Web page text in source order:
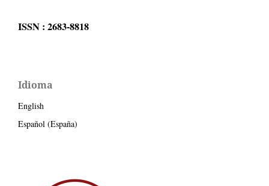
ISSN : 2683-8818
Idioma
English
Español (España)